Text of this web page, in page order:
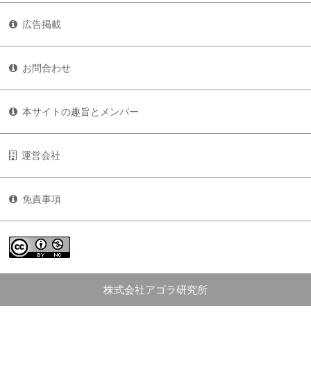
広告掲載
お問合わせ
本サイトの趣旨とメンバー
運営会社
免責事項
株式会社アゴラ研究所